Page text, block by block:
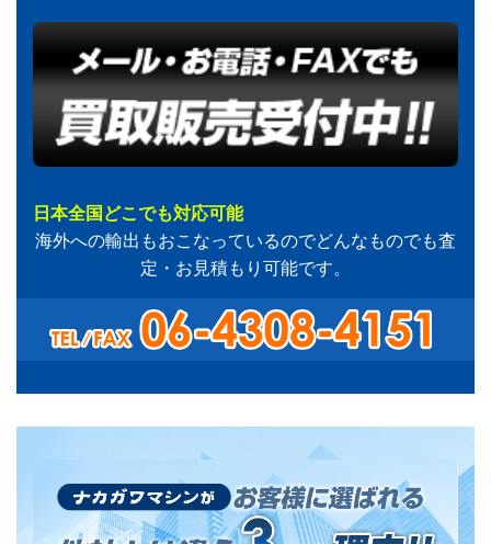
日本全国どこでも対応可能
海外への輸出もおこなっているのでどんなものでも査
定・お見積もり可能です。